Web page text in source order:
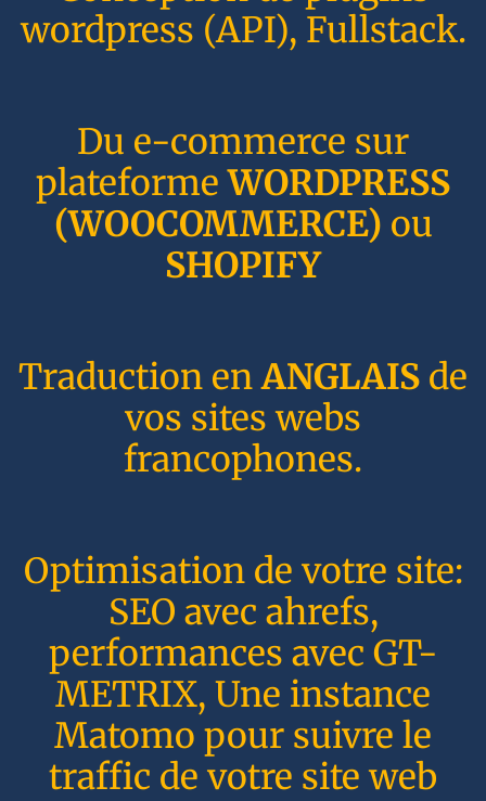
wordpress (API), Fullstack.
Du e-commerce sur
plateformeWORDPRESS
(WOOCOMMERCE) ou
SHOPIFY
Traduction enANGLAIS de
vos sites webs
francophones.
Optimisation de votre site:
SEO avec ahrefs,
performances avec GT-
METRIX, Une instance
Matomo pour suivre le
traffic de votre site web